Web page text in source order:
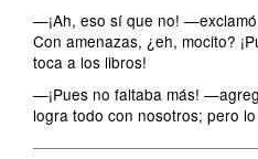
—¡Ah, eso sí que no!
Con amenazas, ¿eh, mocito?
toca a los libros!
—¡Pues no faltaba más!
logra todo con nosotros; pero